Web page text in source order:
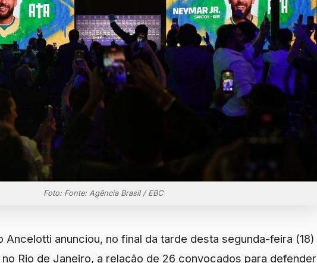
Foto: Fonte: Agência Brasil / EBC
Ancelotti anunciou, no final da tarde desta segunda-feira (18)
Rio de Janeiro, a relação de 26 convocados para defender